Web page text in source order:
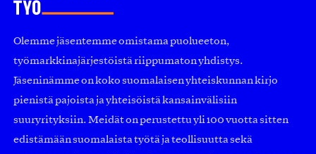
Olemme jäsentemme omistama puolueeton,
työmarkkinajärjestöistä riippumaton yhdistys.
Jäseninämme on koko suomalaisen yhteiskunnan kirjo
pienistä pajoista ja yhteisöistä kansainvälisiin
suuryrityksiin. Meidät on perustettu yli 100 vuotta sitten
edistämään suomalaista työtä ja teollisuutta sekä